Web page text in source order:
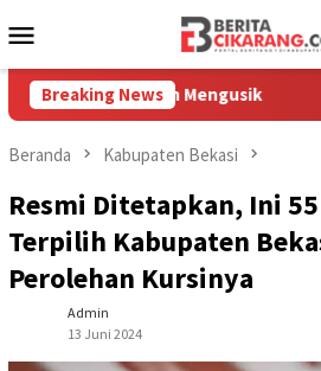
ke
Mobile
Breaking News
Masih Mengusik Hilang 5
Beranda Kabupaten Bekasi
Resmi Ditetapkan, Ini 55
Terpilih Kabupaten
Perolehan Kursinya
Admin
13 Juni 2024